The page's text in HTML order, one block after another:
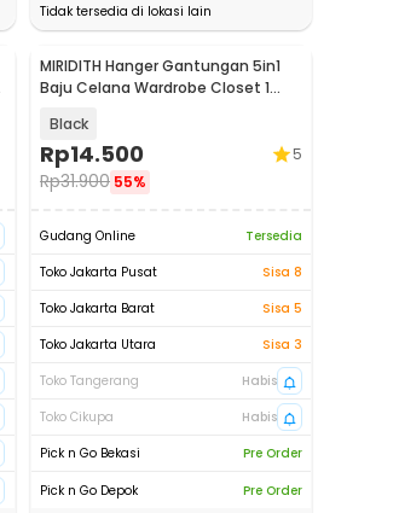
Tidak tersedia di lokasi lain
MIRIDITH Hanger Gantungan 5in1
Baju Celana Wardrobe Closet 1
Black
Rp14.500
Rp31.900 55%
5
Gudang Online
Tersedia
Toko Jakarta Pusat
Sisa 8
Toko Jakarta Barat
Sisa 5
Toko Jakarta Utara
Sisa 3
Toko Tangerang
Habis
Toko Cikupa
Habis
Pick n Go Bekasi
Pre Order
Pick n Go Depok Pre Order